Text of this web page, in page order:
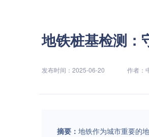
地铁桩基检测：
发布时间：2025-06-20 作者：
摘要： 地铁作为城市重要的